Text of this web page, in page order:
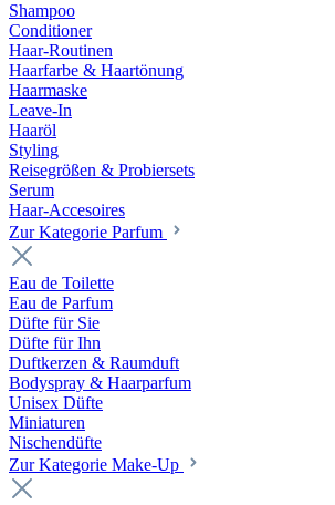
Shampoo
Conditioner
Haar-Routinen
Haarfarbe & Haartönung
Haarmaske
Leave-In
Haaröl
Styling
Reisegrößen & Probiersets
Serum
Haar-Accesoires
Zur Kategorie Parfum
Eau de Toilette
Eau de Parfum
Düfte für Sie
Düfte für Ihn
Duftkerzen & Raumduft
Bodyspray & Haarparfum
Unisex Düfte
Miniaturen
Nischendüfte
Zur Kategorie Make-Up